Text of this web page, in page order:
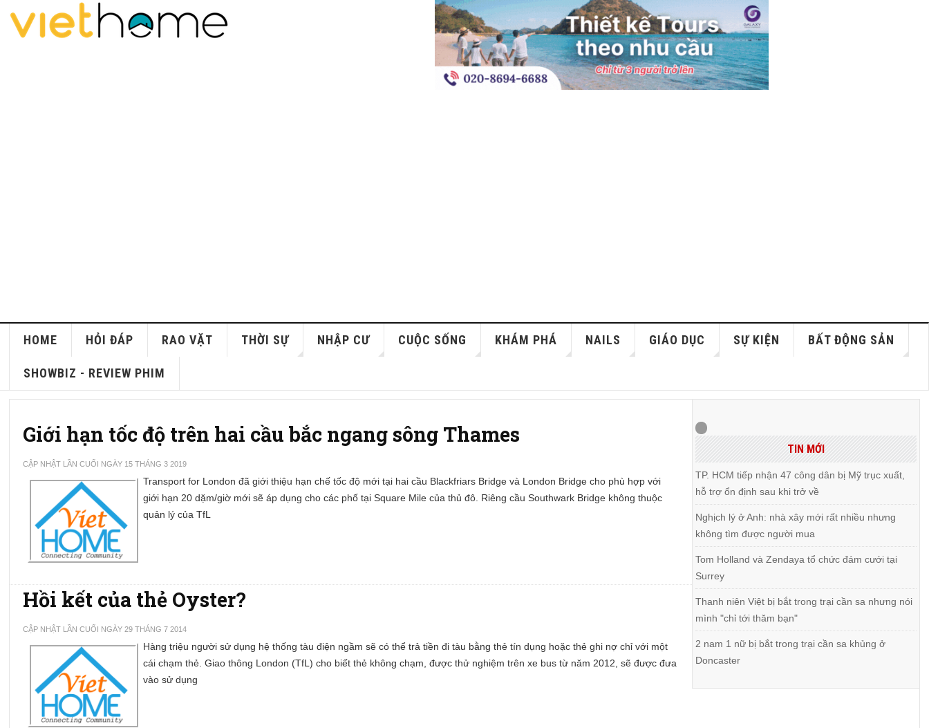
HOME HỎI ĐÁP RAO VẶT THỜI SỰ NHẬP CƯ CUỘC SỐNG KHÁM PHÁ NAILS GIÁO DỤC SỰ KIỆN BẤT ĐỘNG SẢN
SHOWBIZ - REVIEW PHIM
Giới hạn tốc độ trên hai cầu bắc ngang sông Thames
CẬP NHẬT LẦN CUỐI NGÀY 15 THÁNG 3 2019
Transport for London đã giới thiệu hạn chế tốc độ mới tại hai cầu Blackfriars Bridge và London Bridge cho phù hợp với
giới hạn 20 dặm/giờ mới sẽ áp dụng cho các phố tại Square Mile của thủ đô. Riêng cầu Southwark Bridge không thuộc
quản lý của TfL
Hồi kết của thẻ Oyster?
CẬP NHẬT LẦN CUỐI NGÀY 29 THÁNG 7 2014
Hàng triệu người sử dụng hệ thống tàu điện ngầm sẽ có thể trả tiền đi tàu bằng thẻ tín dụng hoặc thẻ ghi nợ chỉ với một
cái chạm thẻ.Giao thông London (TfL) cho biết thẻ không chạm, được thử nghiệm trên xe bus từ năm 2012, sẽ được đưa
vào sử dụng
TIN MỚI
TP. HCM tiếp nhận 47 công dân bị Mỹ trục xuất,
hỗ trợ ổn định sau khi trở về
Nghịch lý ở Anh: nhà xây mới rất nhiều nhưng
không tìm được người mua
Tom Holland và Zendaya tổ chức đám cưới tại
Surrey
Thanh niên Việt bị bắt trong trại cần sa nhưng nói
mình "chỉ tới thăm bạn"
2 nam 1 nữ bị bắt trong trại cần sa khủng ở
Doncaster